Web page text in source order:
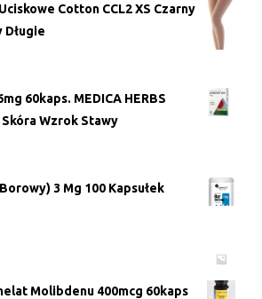
Cotton CCL2 XS Czarny
Długie
60kaps. MEDICA HERBS
Wzrok Stawy
3 Mg 100 Kapsułek
Molibdenu 400mcg 60kaps